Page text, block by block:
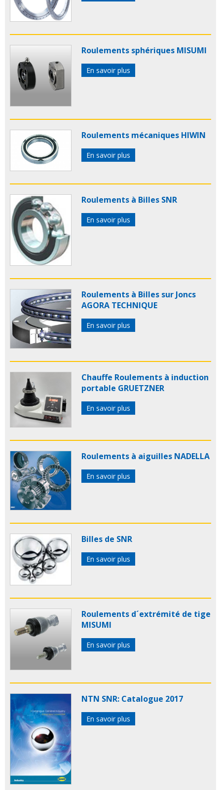
Roulements sphériques MISUMI
En savoir plus
Roulements mécaniques HIWIN
En savoir plus
Roulements à Billes SNR
En savoir plus
Roulements à Billes sur Joncs
AGORA TECHNIQUE
En savoir plus
Chauffe Roulements à induction
portable GRUETZNER
En savoir plus
Roulements à aiguilles NADELLA
En savoir plus
Billes de SNR
En savoir plus
Roulements d´extrémité de tige
MISUMI
En savoir plus
NTN SNR: Catalogue 2017
En savoir plus